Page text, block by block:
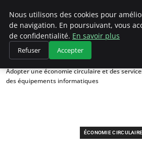
Accueil
Économie circulaire
Adopter une économie circulaire et des
des équipements informatiques
ÉCONOMIE CIRCULAIRE
Nous utilisons des cookies pour
de navigation. En poursuivant, vous
de confidentialité. En savoir plus
Refuser Accepter